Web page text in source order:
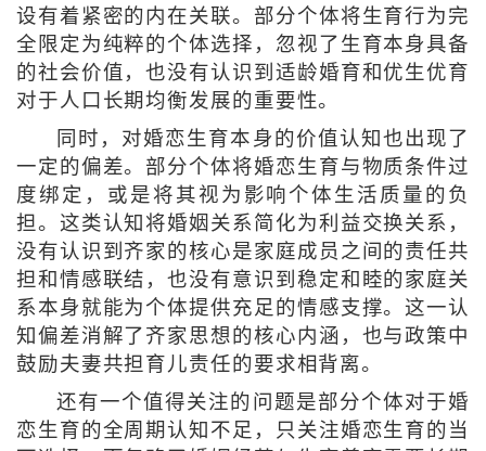
设有着紧密的内在关联。部分个体将生育行为完
全限定为纯粹的个体选择，忽视了生育本身具备
的社会价值，也没有认识到适龄婚育和优生优育
对于人口长期均衡发展的重要性。
同时，对婚恋生育本身的价值认知也出现了
一定的偏差。部分个体将婚恋生育与物质条件过
度绑定，或是将其视为影响个体生活质量的负
担。这类认知将婚姻关系简化为利益交换关系，
没有认识到齐家的核心是家庭成员之间的责任共
担和情感联结，也没有意识到稳定和睦的家庭关
系本身就能为个体提供充足的情感支撑。这一认
知偏差消解了齐家思想的核心内涵，也与政策中
鼓励夫妻共担育儿责任的要求相背离。
还有一个值得关注的问题是部分个体对于婚
恋生育的全周期认知不足，只关注婚恋生育的当